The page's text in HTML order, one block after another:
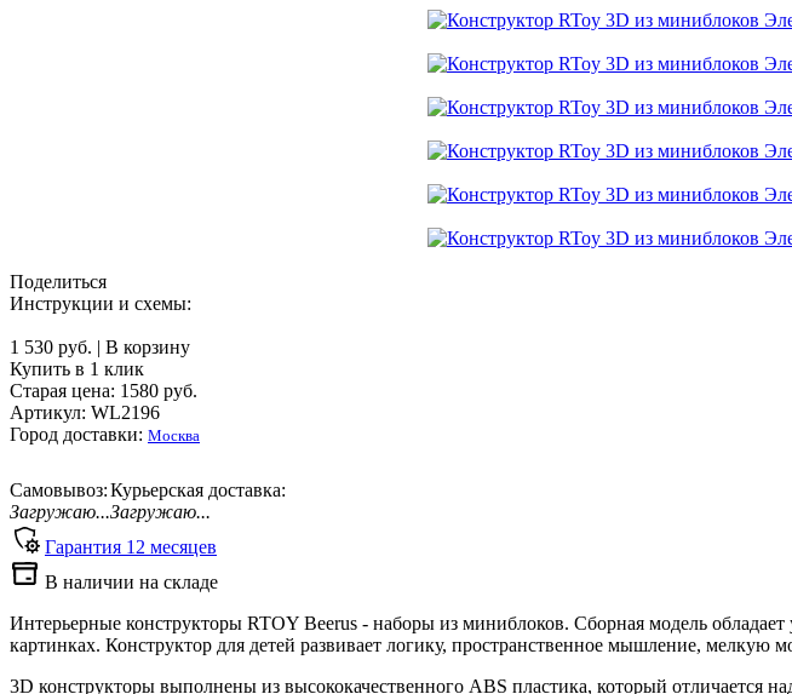
Поделиться
Инструкции и схемы:
1 530 руб. | В корзину
Купить в 1 клик
Старая цена: 1580 руб.
Артикул: WL2196
Город доставки: Москва
Самовывоз:
Загружаю...
Курьерская доставка:
Загружаю...
Гарантия 12 месяцев
В наличии на складе
Интерьерные конструкторы RTOY Beerus - наборы из миниблоков. Сборная модель
картинках. Конструктор для детей развивает логику, пространственное мышление, мелкую
3D конструкторы выполнены из высококачественного ABS пластика, который отличается